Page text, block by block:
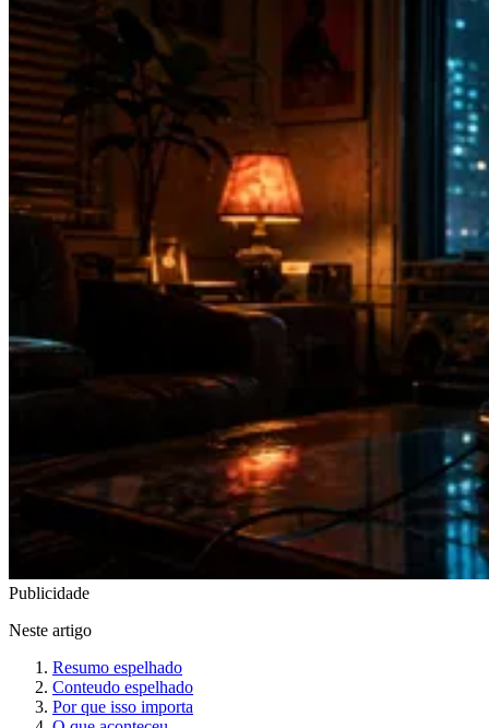
Publicidade
Neste artigo
Resumo espelhado
Conteudo espelhado
Por que isso importa